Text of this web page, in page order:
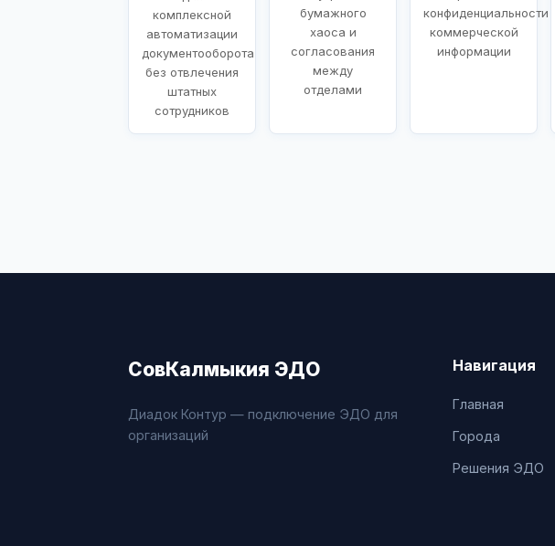
комплексной
автоматизации
документооборота
без отвлечения
штатных
сотрудников
бумажного
хаоса и
согласования
между
отделами
конфиденциальности
коммерческой
информации
СовКалмыкия ЭДО
Диадок Контур — подключение ЭДО для
организаций
Навигация
Главная
Города
Решения ЭДО